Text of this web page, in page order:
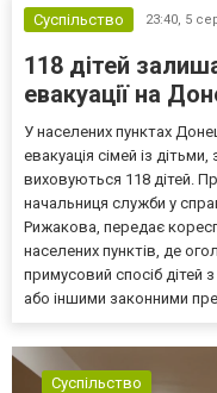
Суспільство 23:40, 5
118 дітей
евакуації на
У населених пунктах
евакуація сімей із
виховуються 118 дітей.
начальниця служби у
Рижакова, передає
населених пунктів, де
примусовий спосіб дітей
або іншими законними
Суспільство